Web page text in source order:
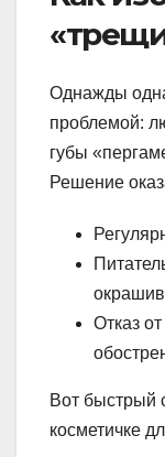
Однажды
проблемой:
губы
Решение
Отказ
Вот быстрый
косметичке